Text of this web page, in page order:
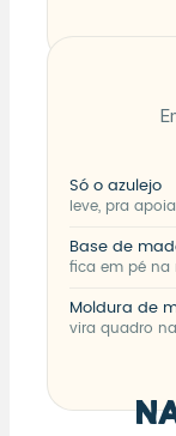
Só o azulejo
leve, pra
Base de
fica em pé na
Moldura de
vira quadro